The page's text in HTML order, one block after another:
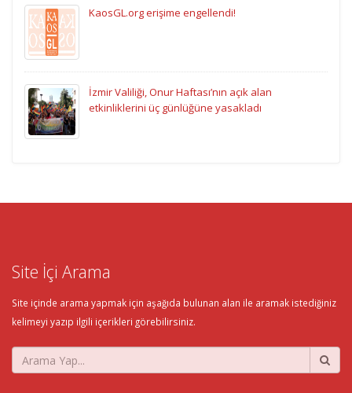
KaosGL.org erişime engellendi!
İzmir Valiliği, Onur Haftası’nın açık alan
etkinliklerini üç günlüğüne yasakladı
Site İçi Arama
Site içinde arama yapmak için aşağıda bulunan alan ile aramak istediğiniz
kelimeyi yazıp ilgili içerikleri görebilirsiniz.